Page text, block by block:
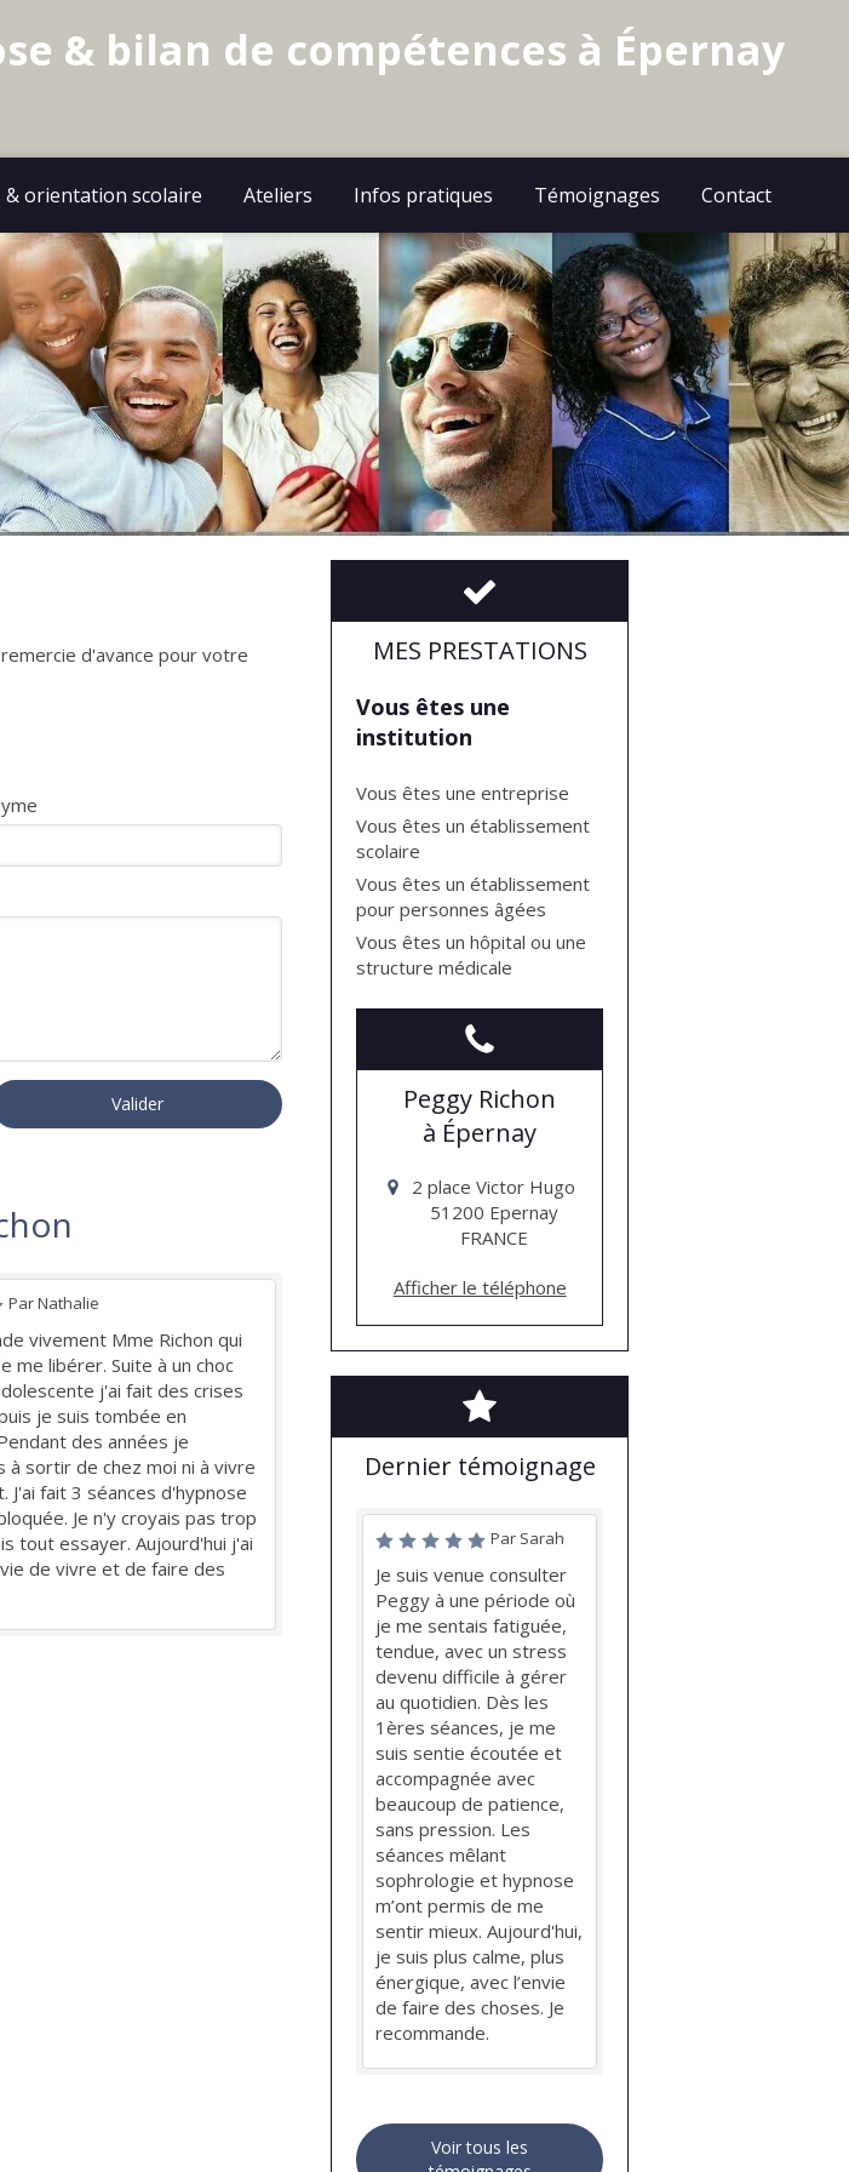
& bilan de compétences à Épernay
& orientation scolaire Ateliers Infos pratiques Témoignages Contact
d'avance pour votre
Valider
Par Nathalie
vivement Mme Richon qui
me libérer. Suite à un choc
j'ai fait des crises
je suis tombée en
des années je
à sortir de chez moi ni à vivre
J'ai fait 3 séances d'hypnose
Je n'y croyais pas trop
tout essayer. Aujourd'hui j'ai
de vivre et de faire des
MES PRESTATIONS
Vous êtes une
institution
Vous êtes une entreprise
Vous êtes un établissement
scolaire
Vous êtes un établissement
pour personnes âgées
Vous êtes un hôpital ou une
structure médicale
Peggy Richon
à Épernay
2 place Victor Hugo
51200 Epernay
FRANCE
Afficher le téléphone
Dernier témoignage
Par Sarah
Je suis venue consulter
Peggy à une période où
je me sentais fatiguée,
tendue, avec un stress
devenu difficile à gérer
au quotidien. Dès les
1ères séances, je me
suis sentie écoutée et
accompagnée avec
beaucoup de patience,
sans pression. Les
séances mêlant
sophrologie et hypnose
m’ont permis de me
sentir mieux. Aujourd'hui,
je suis plus calme, plus
énergique, avec l’envie
de faire des choses. Je
recommande.
Voir tous les